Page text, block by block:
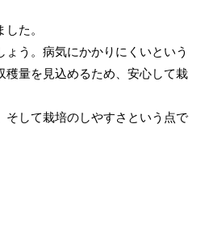
た。
う。病気にかかりにくいという
穫量を見込めるため、安心して栽
そして栽培のしやすさという点で